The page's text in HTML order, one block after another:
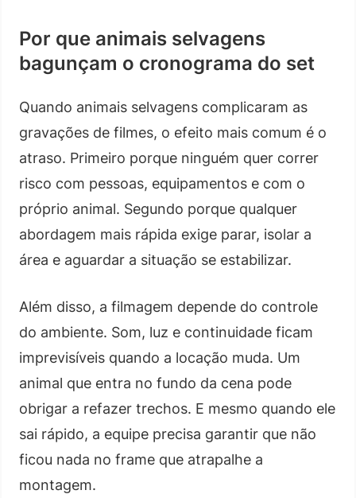
Por que animais selvagens
bagunçam o cronograma do set
Quando animais selvagens complicaram as
gravações de filmes, o efeito mais comum é o
atraso. Primeiro porque ninguém quer correr
risco com pessoas, equipamentos e com o
próprio animal. Segundo porque qualquer
abordagem mais rápida exige parar, isolar a
área e aguardar a situação se estabilizar.
Além disso, a filmagem depende do controle
do ambiente. Som, luz e continuidade ficam
imprevisíveis quando a locação muda. Um
animal que entra no fundo da cena pode
obrigar a refazer trechos. E mesmo quando ele
sai rápido, a equipe precisa garantir que não
ficou nada no frame que atrapalhe a
montagem.